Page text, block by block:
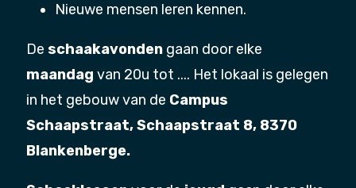
Nieuwe mensen leren kennen.
De schaakavonden gaan door elke
maandag van 20u tot .... Het lokaal is gelegen
in het gebouw van de Campus
Schaapstraat, Schaapstraat 8, 8370
Blankenberge.